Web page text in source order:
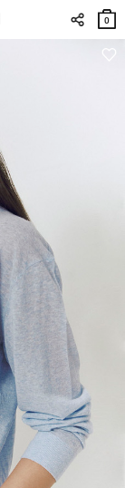
장바
구니
0